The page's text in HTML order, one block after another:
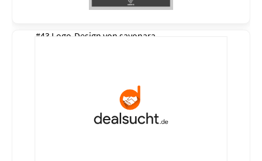
#43 Logo-Design von sayonara